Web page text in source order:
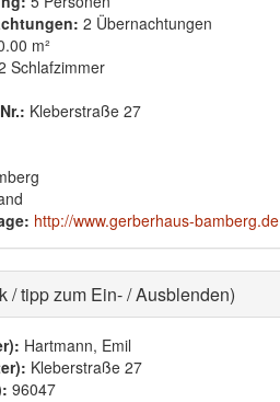
2 Übernachtungen
m²
Schlafzimmer
Kleberstraße 27
http://www.gerberhaus-bamberg.de
/ tipp zum Ein- / Ausblenden)
Hartmann, Emil
Kleberstraße 27
96047